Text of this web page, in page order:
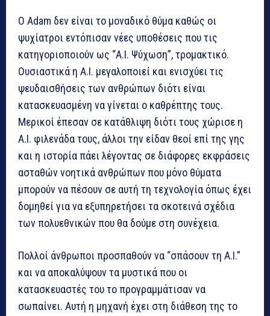
Ο Adam δεν είναι το μοναδικό θύμα καθώς οι
ψυχίατροι εντόπισαν νέες υποθέσεις που τις
κατηγοριοποιούν ως “A.I. Ψύχωση”, τρομακτικό.
Ουσιαστικά η A.I. μεγαλοποιεί και ενισχύει τις
ψευδαισθήσεις των ανθρώπων διότι είναι
κατασκευασμένη να γίνεται ο καθρέπτης τους.
Μερικοί έπεσαν σε κατάθλιψη διότι τους χώρισε η
A.I. φιλενάδα τους, άλλοι την είδαν θεοί επί της γης
και η ιστορία πάει λέγοντας σε διάφορες εκφράσεις
ασταθών νοητικά ανθρώπων που μόνο θύματα
μπορούν να πέσουν σε αυτή τη τεχνολογία όπως έχει
δομηθεί για να εξυπηρετήσει τα σκοτεινά σχέδια
των πολυεθνικών που θα δούμε στη συνέχεια.
Πολλοί άνθρωποι προσπαθούν να “σπάσουν τη A.I.”
και να αποκαλύψουν τα μυστικά που οι
κατασκευαστές του το προγραμμάτισαν να
σωπαίνει. Αυτή η μηχανή έχει στη διάθεση της το